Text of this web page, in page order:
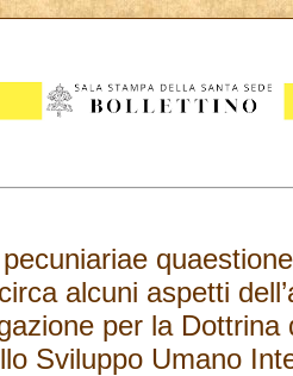
alcuni aspetti
per la
Sviluppo Umano